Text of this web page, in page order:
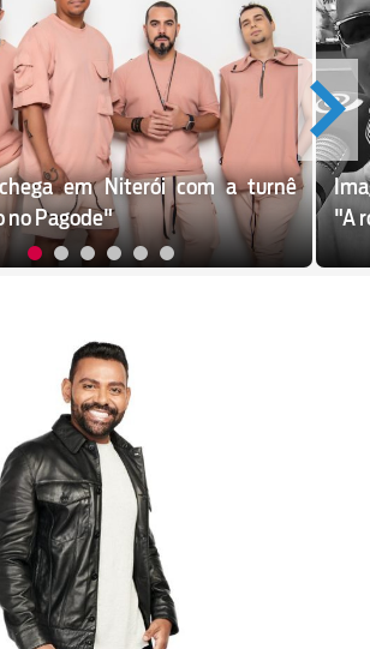
em Niterói com a turnê
no Pagode"
"A